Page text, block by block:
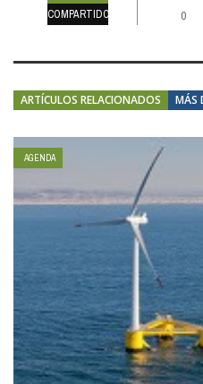
COMPARTIDOS 0
ARTÍCULOS RELACIONADOS MÁS
AGENDA